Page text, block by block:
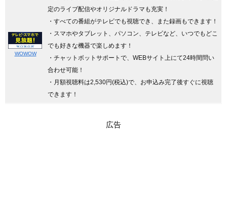
WOWOW
定のライブ配信やオリジナルドラマも充実！
・すべての番組がテレビでも視聴でき、また録画もできます！
・スマホやタブレット、パソコン、テレビなど、いつでもどこ
でも好きな機器で楽しめます！
・チャットボットサポートで、WEBサイト上にて24時間問い
合わせ可能！
・月額視聴料は2,530円(税込)で、お申込み完了後すぐに視聴
できます！
広告